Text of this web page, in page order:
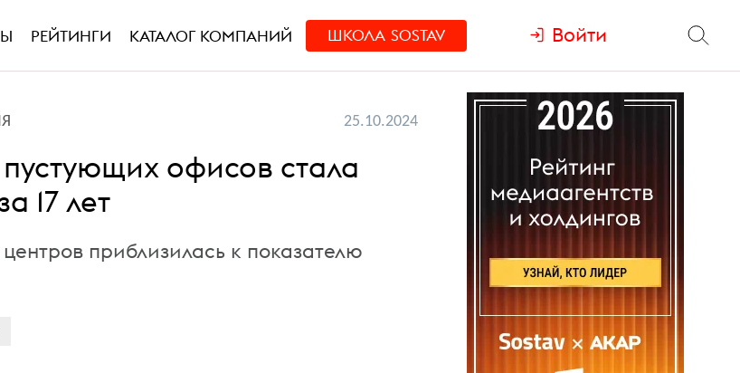
РЕЙТИНГИ КАТАЛОГ КОМПАНИЙ ШКОЛА SOSTAV Войти
25.10.2024
офисов стала
17 лет
приблизилась к показателю